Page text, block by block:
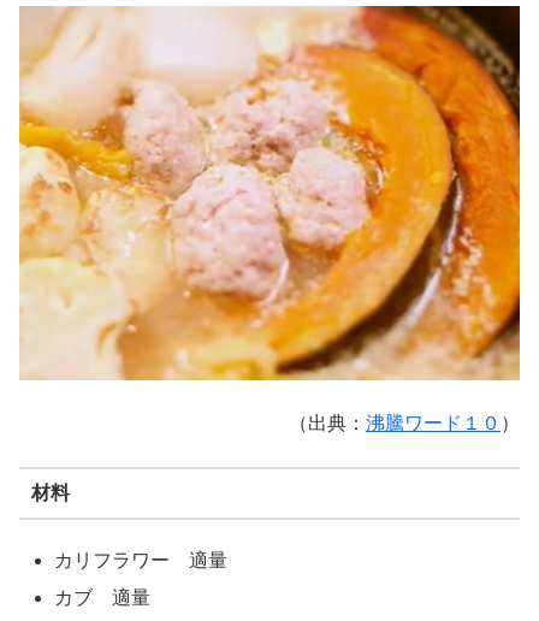
（出典： 沸騰ワード１０ ）
材料
カリフラワー 適量
カブ 適量